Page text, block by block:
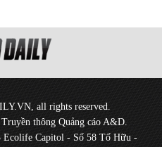
all rights reserved.
thông Quảng cáo A&D.
Ecolife Capitol - Số 58 Tố Hữu -